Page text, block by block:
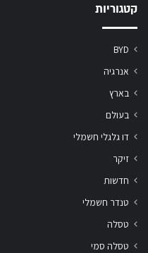
קטגוריות
BYD
אנרגיה
בארץ
בעולם
דו גלגלי חשמלי
זיקר
חדשות
טנדר חשמלי
טסלה
טסלה סמי